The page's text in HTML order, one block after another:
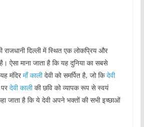
राजधानी दिल्ली में स्थित एक लोकप्रिय और
ऐसा माना जाता है कि यह दुनिया का सबसे
मंदिरमाँ कालीदेवी को समर्पित है, जो किदेवी
देवी कालीकी छवि को व्यापक रूप से स्वयं
जाता है कि ये देवी अपने भक्तों की सभी इच्छाओं